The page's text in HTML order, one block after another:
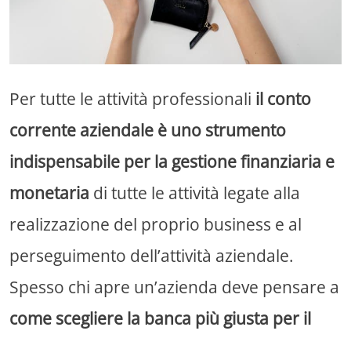
Per tutte le attività professionali il conto
corrente aziendale è uno strumento
indispensabile per la gestione finanziaria e
monetaria di tutte le attività legate alla
realizzazione del proprio business e al
perseguimento dell’attività aziendale.
Spesso chi apre un’azienda deve pensare a
come scegliere la banca più giusta per il